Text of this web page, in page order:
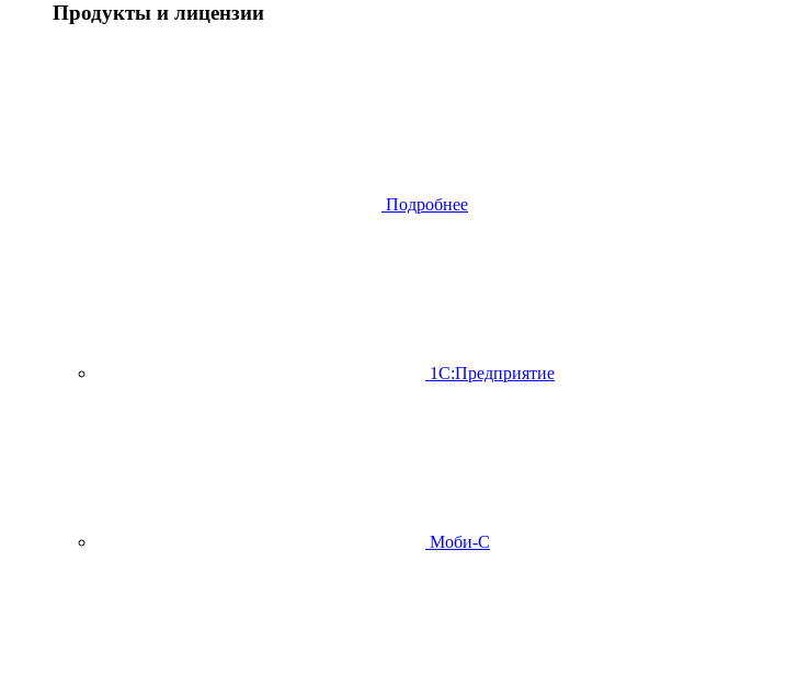
Продукты и лицензии
Подробнее
1С:Предприятие
Моби-С